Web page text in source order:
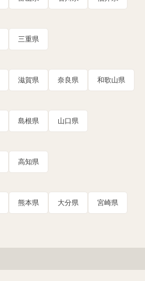
三重県
滋賀県 奈良県 和歌山県
島根県 山口県
高知県
熊本県 大分県 宮崎県